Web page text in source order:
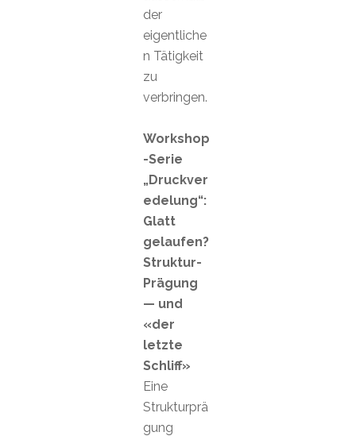
der
eigentliche
n Tätigkeit
zu
verbringen.
Workshop
-Serie
„Druckver
edelung“:
Glatt
gelaufen?
Struktur-
Prägung
— und
«der
letzte
Schliff»
Eine
Strukturprä
gung